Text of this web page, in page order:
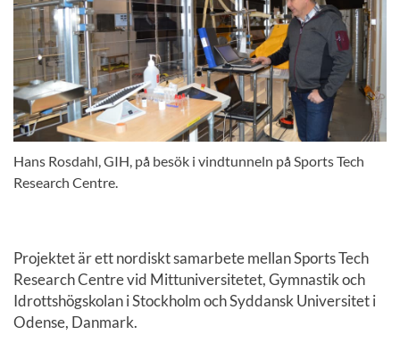
Hans Rosdahl, GIH, på besök i vindtunneln på Sports Tech
Research Centre.
Projektet är ett nordiskt samarbete mellan Sports Tech
Research Centre vid Mittuniversitetet, Gymnastik och
Idrottshögskolan i Stockholm och Syddansk Universitet i
Odense, Danmark.